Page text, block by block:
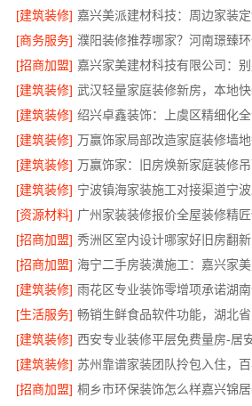
[建筑装修] 嘉兴美派建材科技：周边家装
[商务服务]
[招商加盟] 嘉兴家美建材科技有限公司：
[建筑装修]
[建筑装修] 绍兴卓鑫装饰：上虞区精细化
[建筑装修] 万赢饰家局部改造家庭装修墙
[建筑装修] 万赢饰家：旧房焕新家庭装修
[建筑装修]
[资源材料] 广州家装装修报价全屋装修精
[招商加盟]
[招商加盟] 海宁二手房装潢施工：嘉兴家
[建筑装修] 雨花区专业装饰零增项承诺湖
[生活服务]
[建筑装修]
[建筑装修] 苏州靠谱家装团队拎包入住，
[招商加盟] 桐乡市环保装饰怎么样嘉兴锦